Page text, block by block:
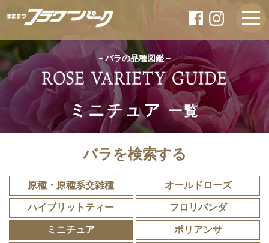
－バラの品種図鑑－
ミニチュア一覧
バラを検索する
原種・原種系交雑種 オールドローズ
ハイブリットティー フロリバンダ
ミニチュア ポリアンサ